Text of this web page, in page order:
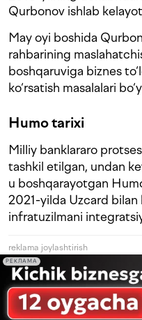
Qurbonov ishlab
May oyi boshida
rahbarining
boshqaruviga biznes
ko‘rsatish masalalari
Humo tarixi
Milliy banklararo
tashkil etilgan, undan
u boshqarayotgan
2021-yilda Uzcard bilan
infratuzilmani
reklama joylashtirish
РЕКЛАМА